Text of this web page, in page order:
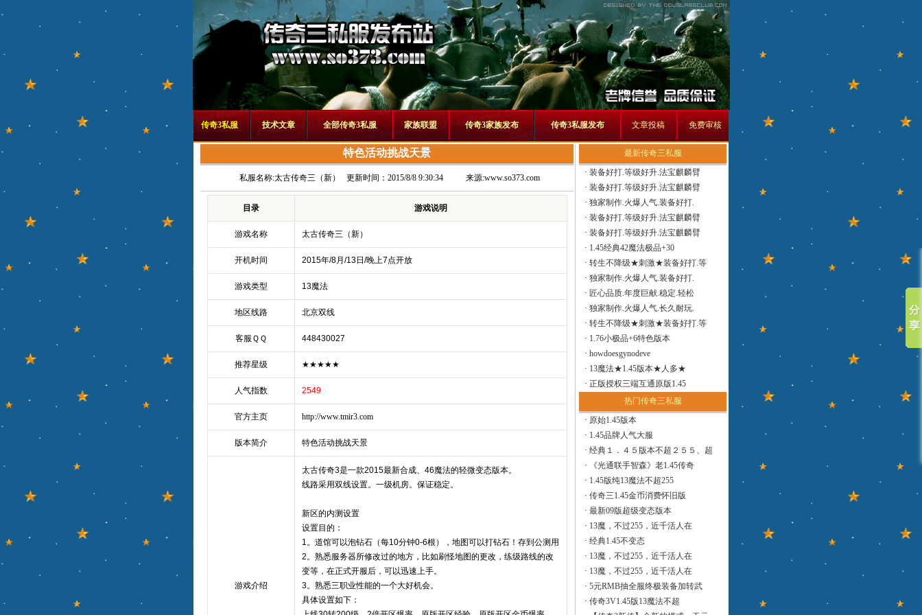
传奇3私服 技术文章 全部传奇3私服 家族联盟 传奇3家族发布 传奇3私服发布 文章投稿 免费审核
特色活动挑战天景
私服名称:太古传奇三（新） 更新时间：2015/8/8 9:30:34 来源:www.so373.com
目录 游戏说明
游戏名称 太古传奇三（新）
开机时间 2015年/8月/13日/晚上7点开放
游戏类型 13魔法
地区线路 北京双线
客服ＱＱ 448430027
推荐星级 ★★★★★
人气指数 2549
官方主页 http://www.tmir3.com
版本简介 特色活动挑战天景
游戏介绍
太古传奇3是一款2015最新合成、46魔法的轻微变态版本。
线路采用双线设置。一级机房。保证稳定。
新区的内测设置
设置目的：
1。道馆可以泡钻石（每10分钟0-6根），地图可以打钻石！存到公测用
2。熟悉服务器所修改过的地方，比如刷怪地图的更改，练级路线的改
变等，在正式开服后，可以迅速上手。
3。熟悉三职业性能的一个大好机会。
具体设置如下：
最新传奇三私服
· 装备好打.等级好升.法宝麒麟臂
· 装备好打.等级好升.法宝麒麟臂
· 独家制作.火爆人气.装备好打.
· 装备好打.等级好升.法宝麒麟臂
· 装备好打.等级好升.法宝麒麟臂
· 1.45经典42魔法极品+30
· 转生不降级★刺激★装备好打.等
· 独家制作.火爆人气.装备好打.
· 匠心品质.年度巨献.稳定.轻松
· 独家制作.火爆人气.长久耐玩.
· 转生不降级★刺激★装备好打.等
· 1.76小极品+6特色版本
· howdoesgynodeve
· 13魔法★1.45版本★人多★
· 正版授权三端互通原版1.45
热门传奇三私服
· 原始1.45版本
· 1.45品牌人气大服
· 经典１．４５版本不超２５５、超
·
《光通联手智森》老1.45传奇
· 1.45版纯13魔法不超255
· 传奇三1.45金币消费怀旧版
· 最新09版超级变态版本
· 13魔，不过255，近千活人在
· 经典1.45不变态
· 13魔，不过255，近千活人在
· 13魔，不过255，近千活人在
· 5元RMB抽全服终极装备加转武
· 传奇3V1.45版13魔法不超